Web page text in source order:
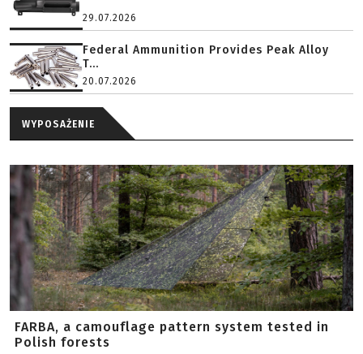
29.07.2026
Federal Ammunition Provides Peak Alloy
T...
20.07.2026
WYPOSAŻENIE
FARBA, a camouflage pattern system tested in
Polish forests